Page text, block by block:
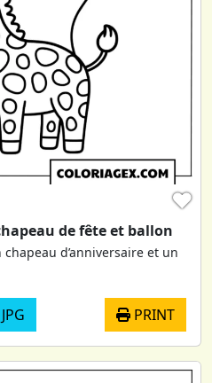
♥
de fête et ballon
d’anniversaire et un
JPG PRINT